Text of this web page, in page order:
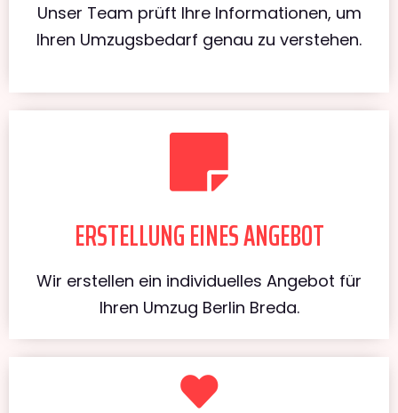
Unser Team prüft Ihre Informationen, um
Ihren Umzugsbedarf genau zu verstehen.
ERSTELLUNG EINES ANGEBOT
Wir erstellen ein individuelles Angebot für
Ihren Umzug Berlin Breda.